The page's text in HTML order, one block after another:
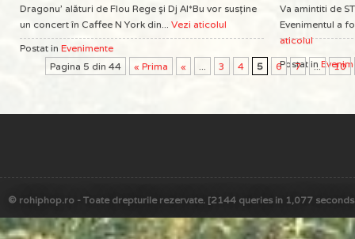
Dragonu' alături de Flou Rege şi Dj Al*Bu vor susţine
un concert în Caffee N York din... Vezi aticolul
Postat in Evenimente
Va amintiti de
Evenimentul a
aticolul
Postat in
Pagina 5 din 44 « Prima « ... 3 4 5 6 7 ... 10
© rohiphop.ro - Toate drepturile rezervate. [2144 queries in 1,077